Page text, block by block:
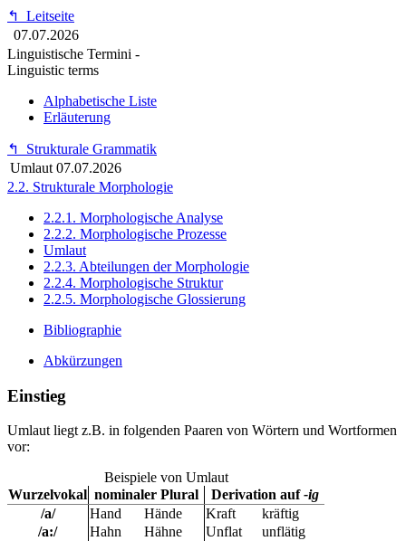
↰
Leitseite
07.07.2026
Linguistische Termini -
Linguistic terms
Alphabetische Liste
Erläuterung
↰
Strukturale Grammatik
Umlaut 07.07.2026
2.2. Strukturale Morphologie
2.2.1. Morphologische Analyse
2.2.2. Morphologische Prozesse
Umlaut
2.2.3. Abteilungen der Morphologie
2.2.4. Morphologische Struktur
2.2.5. Morphologische Glossierung
Bibliographie
Abkürzungen
Einstieg
Umlaut liegt z.B. in folgenden Paaren von Wörtern und Wortformen
vor:
Beispiele von Umlaut
Wurzelvokal nominaler Plural Derivation auf-ig
/a/
Hand Hände Kraft
kräftig
/a:/
Hahn Hähne Unflat
unflätig